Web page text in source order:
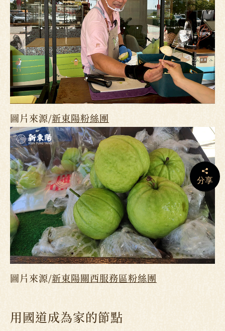
分享
圖片來源/新東陽粉絲團
圖片來源/新東陽關西服務區粉絲團
用國道成為家的節點